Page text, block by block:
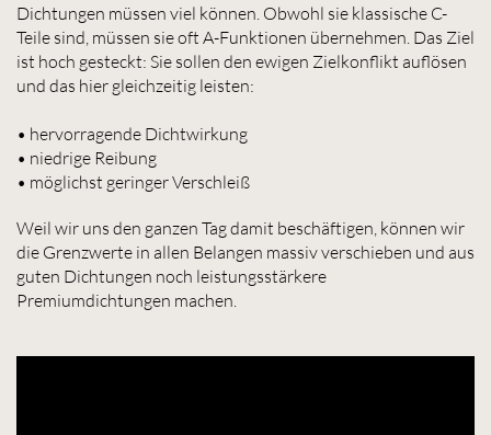
Dichtungen müssen viel können. Obwohl sie klassische C-
Teile sind, müssen sie oft A-Funktionen übernehmen. Das Ziel
ist hoch gesteckt: Sie sollen den ewigen Zielkonflikt auflösen
und das hier gleichzeitig leisten:
• hervorragende Dichtwirkung
• niedrige Reibung
• möglichst geringer Verschleiß
Weil wir uns den ganzen Tag damit beschäftigen, können wir
die Grenzwerte in allen Belangen massiv verschieben und aus
guten Dichtungen noch leistungsstärkere
Premiumdichtungen machen.